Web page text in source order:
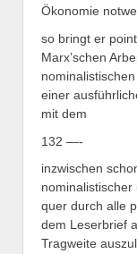
Ökonomie
so bringt er
Marx’schen
einer
mit dem
132 —-
inzwischen
quer durch alle
dem Leserbrief
Tragweite